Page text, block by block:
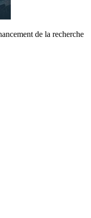
de la recherche